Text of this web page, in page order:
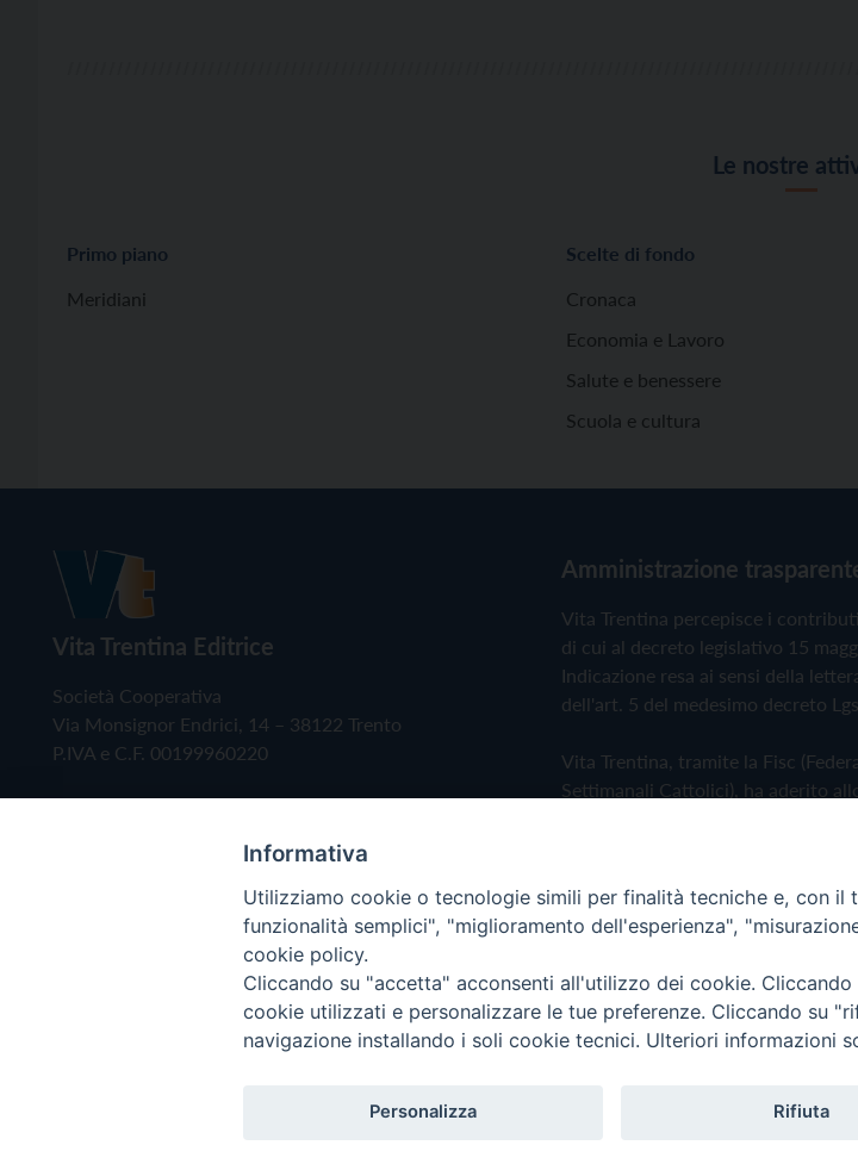
Le nostre
Primo piano
Meridiani
Scelte di fondo
Cronaca
Economia e Lavoro
Salute e benessere
Scuola e cultura
Vita Trentina Editrice
Società Cooperativa
Via Monsignor Endrici, 14 – 38122 Trento
P.IVA e C.F. 00199960220
Amministrazione
Vita Trentina percepisce i
di cui al decreto legislativo 15
Indicazione resa ai sensi della
dell'art. 5 del medesimo decreto
Vita Trentina, tramite la Fisc
Settimanali Cattolici), ha aderito
Privacy Policy Cookie Policy
Copyright © 2019 - Tutti i diritti riservati - Vita Trentina Editrice
Informativa
Utilizziamo cookie o tecnologie simili per finalità tecniche e, con
funzionalità semplici", "miglioramento dell'esperienza",
cookie policy.
Cliccando su "accetta" acconsenti all'utilizzo dei cookie.
cookie utilizzati e personalizzare le tue preferenze. Cliccando su
navigazione installando i soli cookie tecnici. Ulteriori informazioni
Personalizza Rifiuta